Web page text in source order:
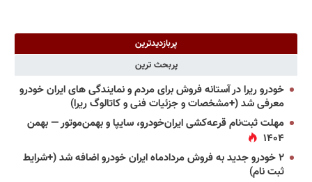
پربازدیدترین
پربحث ترین
خودرو ریرا در آستانه فروش برای مردم و نمایندگی های ایران خودرو
معرفی شد (+مشخصات و جزئیات فنی و کاتالوگ ریرا)
مهلت ثبت‌نام قرعه‌کشی ایران‌خودرو، سایپا و بهمن‌موتور — بهمن
۱۴۰۴
۲ خودرو جدید به فروش مردادماه ایران خودرو اضافه شد (+شرایط
ثبت نام)